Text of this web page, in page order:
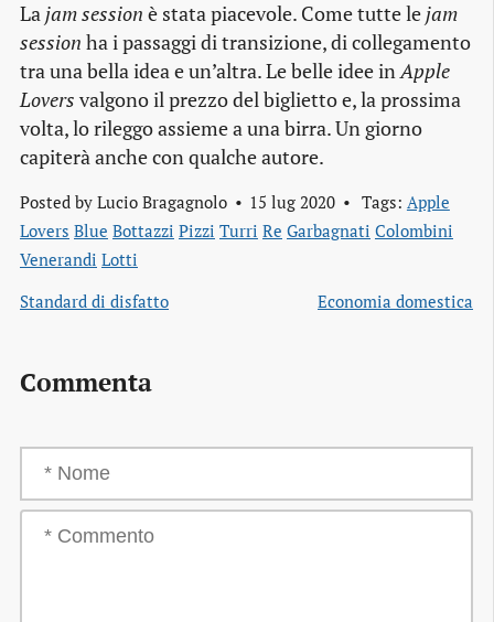
Lajam session è stata piacevole. Come tutte lejam
session ha i passaggi di transizione, di collegamento
tra una bella idea e un’altra. Le belle idee inApple
Lovers valgono il prezzo del biglietto e, la prossima
volta, lo rileggo assieme a una birra. Un giorno
capiterà anche con qualche autore.
Posted by Lucio Bragagnolo 15 lug 2020 Tags: Apple
Lovers Blue Bottazzi Pizzi Turri Re Garbagnati Colombini
Venerandi Lotti
Standard di disfatto
Economia domestica
Commenta